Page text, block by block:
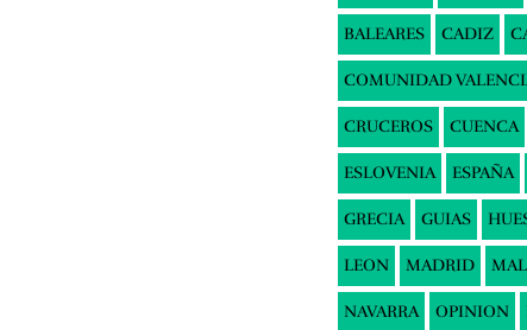
BALEARES CADIZ
COMUNIDAD
CRUCEROS CUENCA
ESLOVENIA ESPAÑA
GRECIA GUIAS
LEON MADRID
NAVARRA OPINION